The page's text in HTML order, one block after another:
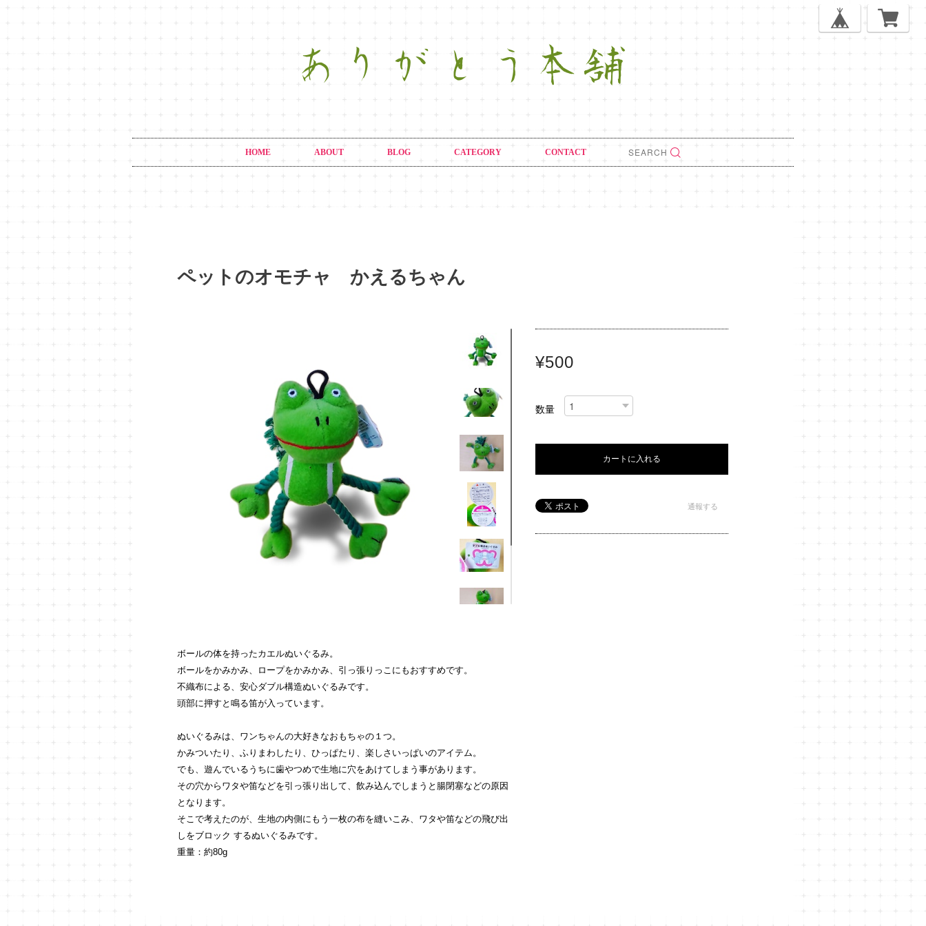
HOME ABOUT BLOG CATEGORY CONTACT
ペットのオモチャ かえるちゃん
ボールの体を持ったカエルぬいぐるみ。
ボールをかみかみ、ロープをかみかみ、引っ張りっこにもおすすめです。
不織布による、安心ダブル構造ぬいぐるみです。
頭部に押すと鳴る笛が入っています。
ぬいぐるみは、ワンちゃんの大好きなおもちゃの１つ。
かみついたり、ふりまわしたり、ひっぱたり、楽しさいっぱいのアイテム。
でも、遊んでいるうちに歯やつめで生地に穴をあけてしまう事があります。
その穴からワタや笛などを引っ張り出して、飲み込んでしまうと腸閉塞などの原因
となります。
そこで考えたのが、生地の内側にもう一枚の布を縫いこみ、ワタや笛などの飛び出
しをブロック するぬいぐるみです。
重量：約80g
¥500
数量
カートに入れる
通報する